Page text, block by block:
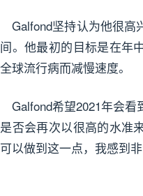
Galfond坚持认为他很高
。他最初的目标是在年
球流行病而减慢速度。
Galfond希望2021年会
否会再次以很高的水准
以做到这一点，我感到